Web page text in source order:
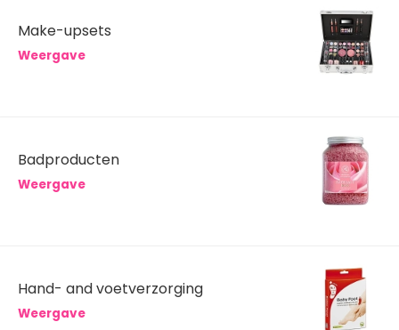
Make-upsets
Weergave
Badproducten
Weergave
Hand- and voetverzorging
Weergave